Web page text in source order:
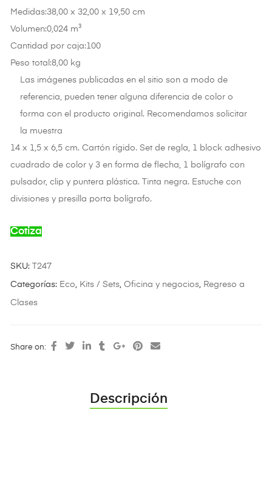
Medidas:38,00 x 32,00 x 19,50 cm
Volumen:0,024 m³
Cantidad por caja:100
Peso total:8,00 kg
Las imágenes publicadas en el sitio son a modo de
referencia, pueden tener alguna diferencia de color o
forma con el producto original. Recomendamos solicitar
la muestra
14 x 1,5 x 6,5 cm. Cartón rígido. Set de regla, 1 block adhesivo
cuadrado de color y 3 en forma de flecha, 1 bolígrafo con
pulsador, clip y puntera plástica. Tinta negra. Estuche con
divisiones y presilla porta bolígrafo.
Cotiza
SKU: T247
Categorías: Eco Kits / Sets, Oficina y negocios, Regreso a
Clases
Share on:
Descripción